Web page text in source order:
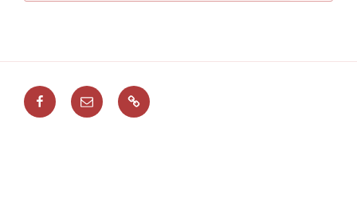
Facebook
E-
Mail
Leitstellenspiel.de